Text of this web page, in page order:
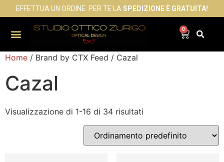
EFFETTUA UN ORDINE: PER TE LA SPEDIZIONE È GRATUITA!
0
Home / Brand by CTX Feed / Cazal
Cazal
Visualizzazione di 1-16 di 34 risultati